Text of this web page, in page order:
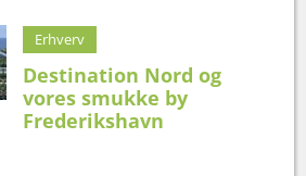
Erhverv
Destination Nord og
vores smukke by
Frederikshavn